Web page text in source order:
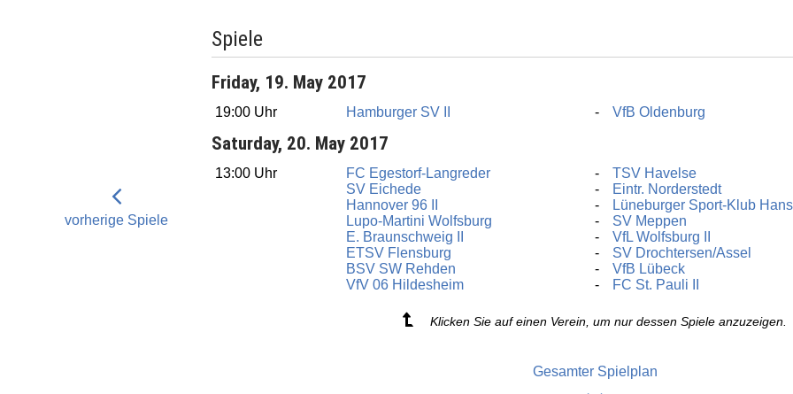
vorherige Spiele
Spiele
Friday, 19. May 2017
19:00 Uhr Hamburger SV II VfB Oldenburg
Saturday, 20. May 2017
13:00 Uhr FC Egestorf-Langreder TSV Havelse
SV Eichede
Eintr. Norderstedt
Hannover 96 II
Lüneburger Sport-Klub
Lupo-Martini Wolfsburg
SV Meppen
E. Braunschweig II
VfL Wolfsburg II
ETSV Flensburg
SV Drochtersen/Assel
BSV SW Rehden
VfB Lübeck
VfV 06 Hildesheim
FC St. Pauli II
Klicken Sie auf einen Verein, um nur dessen Spiele anzuzeigen.
Gesamter Spielplan